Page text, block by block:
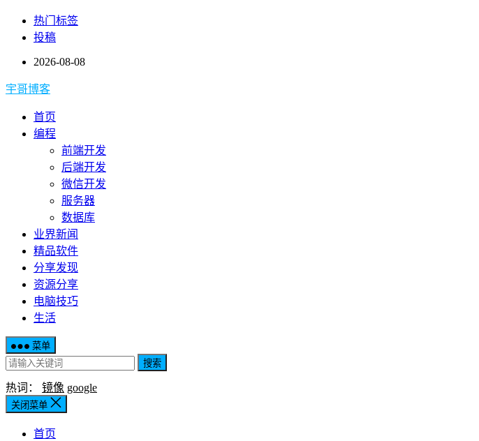
热门标签
投稿
2026-08-08
宇哥博客
首页
编程
前端开发
后端开发
微信开发
服务器
数据库
业界新闻
精品软件
分享发现
资源分享
电脑技巧
生活
菜单
搜索
热词： 镜像 google
关闭菜单
首页